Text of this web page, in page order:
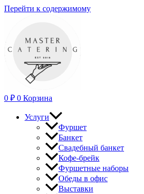
Перейти к содержимому
0 ₽ 0 Корзина
Услуги
Фуршет
Банкет
Свадебный банкет
Кофе-брейк
Фуршетные наборы
Обеды в офис
Выставки